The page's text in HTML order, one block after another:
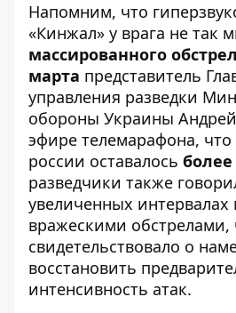
Напомним, что
«Кинжал» у врага не так
массированного
марта представитель
управления разведки
обороны Украины
эфире телемарафона, что
россии оставалось более
разведчики также
увеличенных интервалах
вражескими обстрелами,
свидетельствовало о
восстановить
интенсивность атак.